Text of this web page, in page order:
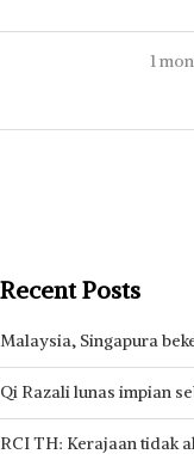
1
Recent Posts
Malaysia, Singapura
Qi Razali lunas impian
RCI TH: Kerajaan tidak